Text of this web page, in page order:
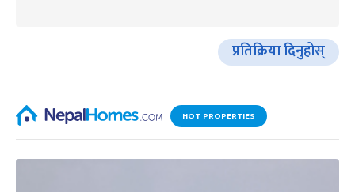
प्रतिक्रिया दिनुहोस्
HOT PROPERTIES